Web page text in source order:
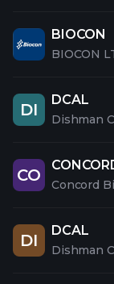
BIOCON
BIOCON
DI
DCAL
Dishman
CO Concord
DI
DCAL
Dishman